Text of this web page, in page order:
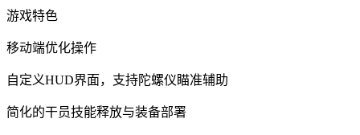
游戏特色
移动端优化操作
自定义HUD界面，支持陀螺仪瞄准辅助
简化的干员技能释放与装备部署